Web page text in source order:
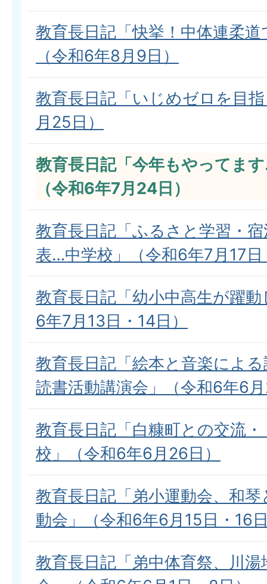
教育長日記「快挙！中体連柔
（令和6年8月9日）
教育長日記「いじめゼロを目
月25日）
教育長日記「今年もやってま
（令和6年7月24日）
教育長日記「ふるさと学習・
表…中学校」（令和6年7月17
教育長日記「幼小中高生が躍
6年7月13日・14日）
教育長日記「絵本と音楽によ
読書活動講演会」（令和6年6
教育長日記「白糠町との交流
校」（令和6年6月26日）
教育長日記「弟小運動会、和
動会」（令和6年6月15日・16
教育長日記「弟中体育祭、川